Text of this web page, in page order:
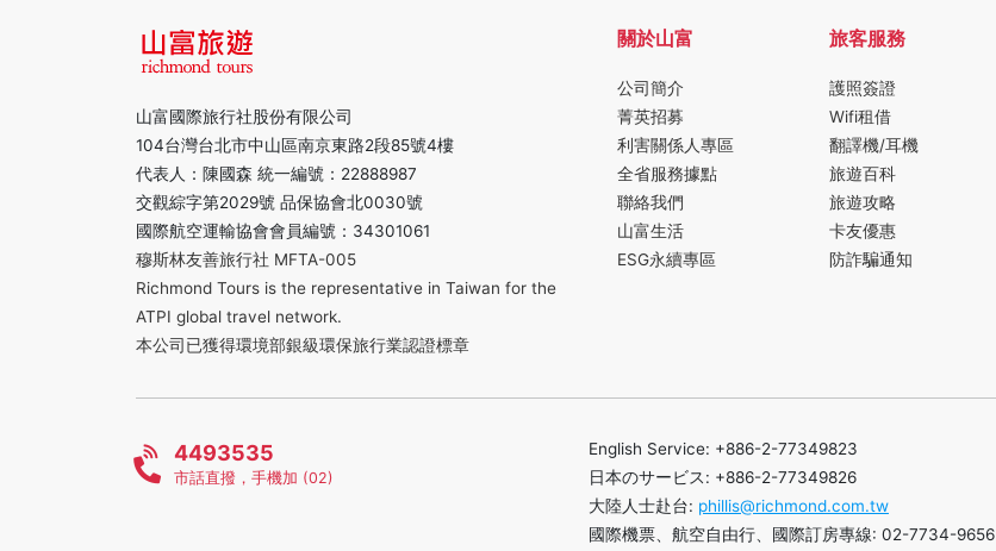
山富國際旅行社股份有限公司
104台灣台北市中山區南京東路2段85號4樓
代表人：陳國森 統一編號：22888987
交觀綜字第2029號 品保協會北0030號
國際航空運輸協會會員編號：34301061
穆斯林友善旅行社 MFTA-005
Richmond Tours is the representative in Taiwan for the
ATPI global travel network.
本公司已獲得環境部銀級環保旅行業認證標章
關於山富
公司簡介
菁英招募
利害關係人專區
全省服務據點
聯絡我們
山富生活
ESG永續專區
旅客服務
護照簽證
Wifi租借
翻譯機/耳機
旅遊百科
旅遊攻略
卡友優惠
防詐騙通知
4493535
市話直撥，手機加 (02)
English Service: +886-2-77349823
日本のサービス: +886-2-77349826
大陸人士赴台: phillis@richmond.com.tw
國際機票、航空自由行、國際訂房專線: 02-7734-9656